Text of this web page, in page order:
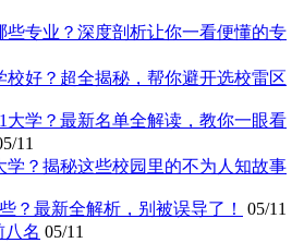
些专业？深度剖析让你一看便懂的专
校好？超全揭秘，帮你避开选校雷区
大学？最新名单全解读，教你一眼看
11
学？揭秘这些校园里的不为人知故事
？最新全解析，别被误导了！
05/11
八名 05/11